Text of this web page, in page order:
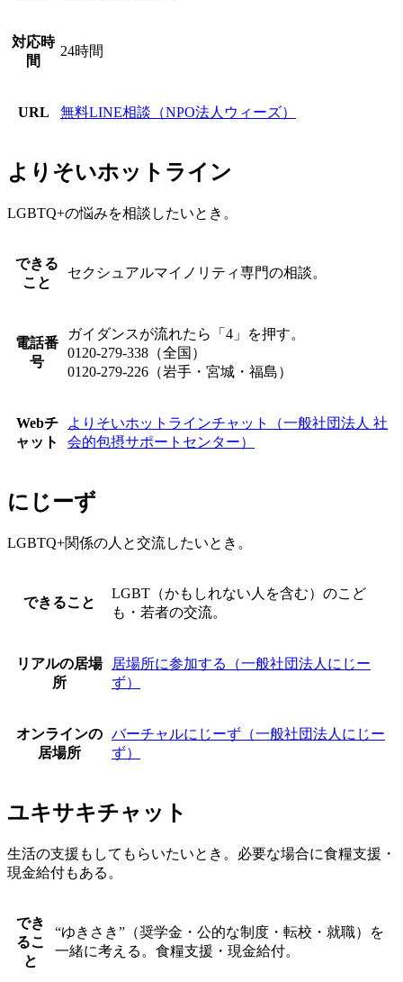
対応時
間
24時間
URL 無料LINE相談（NPO法人ウィーズ）
よりそいホットライン
LGBTQ+の悩みを相談したいとき。
できる
こと
セクシュアルマイノリティ専門の相談。
電話番
号
ガイダンスが流れたら「4」を押す。
0120-279-338（全国）
0120-279-226（岩手・宮城・福島）
Webチ
ャット
よりそいホットラインチャット（一般社団法人 社
会的包摂サポートセンター）
にじーず
LGBTQ+関係の人と交流したいとき。
できること
LGBT（かもしれない人を含む）のこど
も・若者の交流。
リアルの居場
所
居場所に参加する（一般社団法人にじー
ず）
オンラインの
居場所
バーチャルにじーず（一般社団法人にじー
ず）
ユキサキチャット
生活の支援もしてもらいたいとき。必要な場合に食糧支援・
現金給付もある。
でき
るこ
と
“ゆきさき”（奨学金・公的な制度・転校・就職）を
一緒に考える。食糧支援・現金給付。